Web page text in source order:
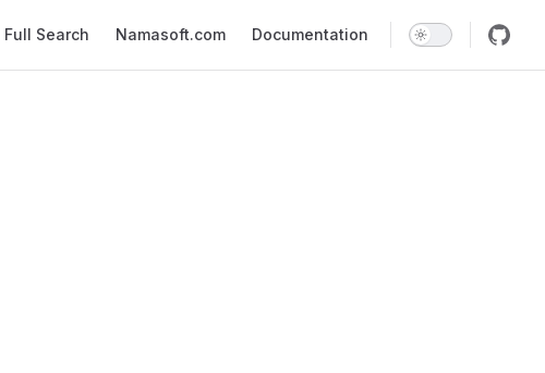
Full Search Namasoft.com Documentation